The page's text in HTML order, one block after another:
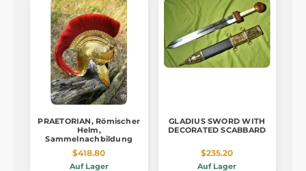
PRAETORIAN, Römischer
Helm,
Sammelnachbildung
$418.80
Auf Lager
GLADIUS SWORD WITH
DECORATED SCABBARD
$235.20
Auf Lager